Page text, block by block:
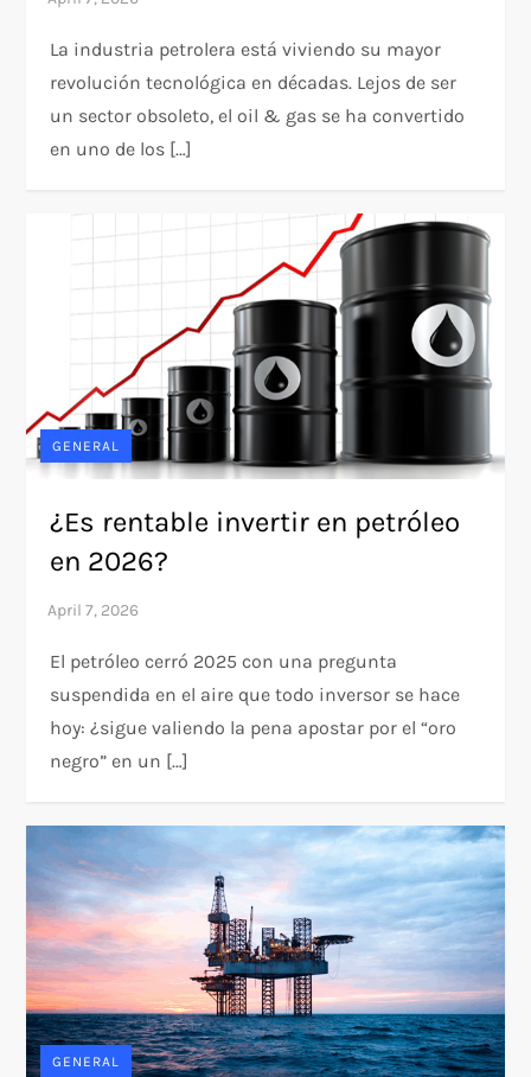
La industria petrolera está viviendo su mayor
revolución tecnológica en décadas. Lejos de ser
un sector obsoleto, el oil & gas se ha convertido
en uno de los […]
GENERAL
¿Es rentable invertir en petróleo
en 2026?
El petróleo cerró 2025 con una pregunta
suspendida en el aire que todo inversor se hace
hoy: ¿sigue valiendo la pena apostar por el “oro
negro” en un […]
GENERAL